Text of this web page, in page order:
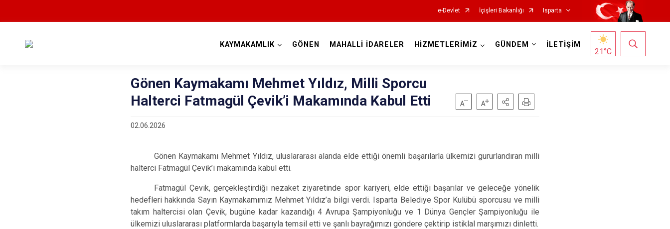
e-Devlet İçişleri Bakanlığı Isparta
Gelendost
Gönen
Uluborlu
Yalvaç
KAYMAKAMLIK GÖNEN MAHALLİ İDARELER HİZMETLERİMİZ GÜNDEM İLETİŞİM
21°C
Gönen Kaymakamı Mehmet Yıldız, Milli Sporcu
Halterci Fatmagül Çevik’i Makamında Kabul Etti
02.06.2026
Gönen Kaymakamı Mehmet Yıldız, uluslararası alanda elde ettiği önemli başarılarla ülkemizi gururlandıran milli
halterci Fatmagül Çevik’i makamında kabul etti.
Fatmagül Çevik, gerçekleştirdiği nezaket ziyaretinde spor kariyeri, elde ettiği başarılar ve geleceğe yönelik
hedefleri hakkında Sayın Kaymakamımız Mehmet Yıldız’a bilgi verdi. Isparta Belediye Spor Kulübü sporcusu ve milli
takım haltercisi olan Çevik, bugüne kadar kazandığı 4 Avrupa Şampiyonluğu ve 1 Dünya Gençler Şampiyonluğu ile
ülkemizi uluslararası platformlarda başarıyla temsil etti ve şanlı bayrağımızı göndere çektirip istiklal marşımızı dinletti.